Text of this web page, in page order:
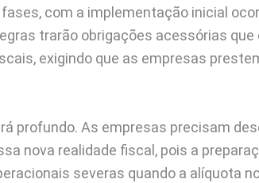
com a implementação inicial
trarão obrigações acessórias que
exigindo que as empresas
profundo. As empresas precisam
nova realidade fiscal, pois a
severas quando a alíquota